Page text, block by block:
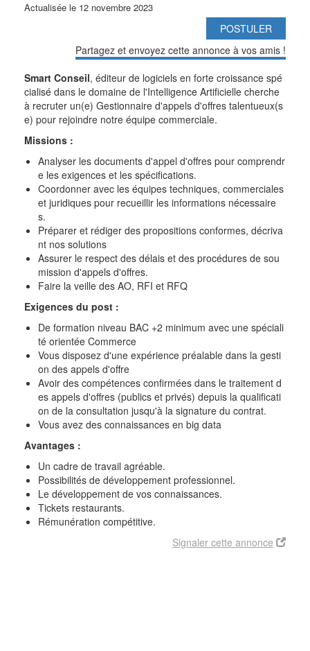
Actualisée le 12 novembre 2023
POSTULER
Partagez et envoyez cette annonce à vos amis !
Smart Conseil, éditeur de logiciels en forte croissance spé
cialisé dans le domaine de l'Intelligence Artificielle cherche
à recruter un(e) Gestionnaire d'appels d'offres talentueux(s
e) pour rejoindre notre équipe commerciale.
Missions :
Analyser les documents d'appel d'offres pour comprendr
e les exigences et les spécifications.
Coordonner avec les équipes techniques, commerciales
et juridiques pour recueillir les informations nécessaire
s.
Préparer et rédiger des propositions conformes, décriva
nt nos solutions
Assurer le respect des délais et des procédures de sou
mission d'appels d'offres.
Faire la veille des AO, RFI et RFQ
Exigences du post :
De formation niveau BAC +2 minimum avec une spéciali
té orientée Commerce
Vous disposez d'une expérience préalable dans la gesti
on des appels d'offre
Avoir des compétences confirmées dans le traitement d
es appels d'offres (publics et privés) depuis la qualificati
on de la consultation jusqu'à la signature du contrat.
Vous avez des connaissances en big data
Avantages :
Un cadre de travail agréable.
Possibilités de développement professionnel.
Le développement de vos connaissances.
Tickets restaurants.
Rémunération compétitive.
Signaler cette annonce